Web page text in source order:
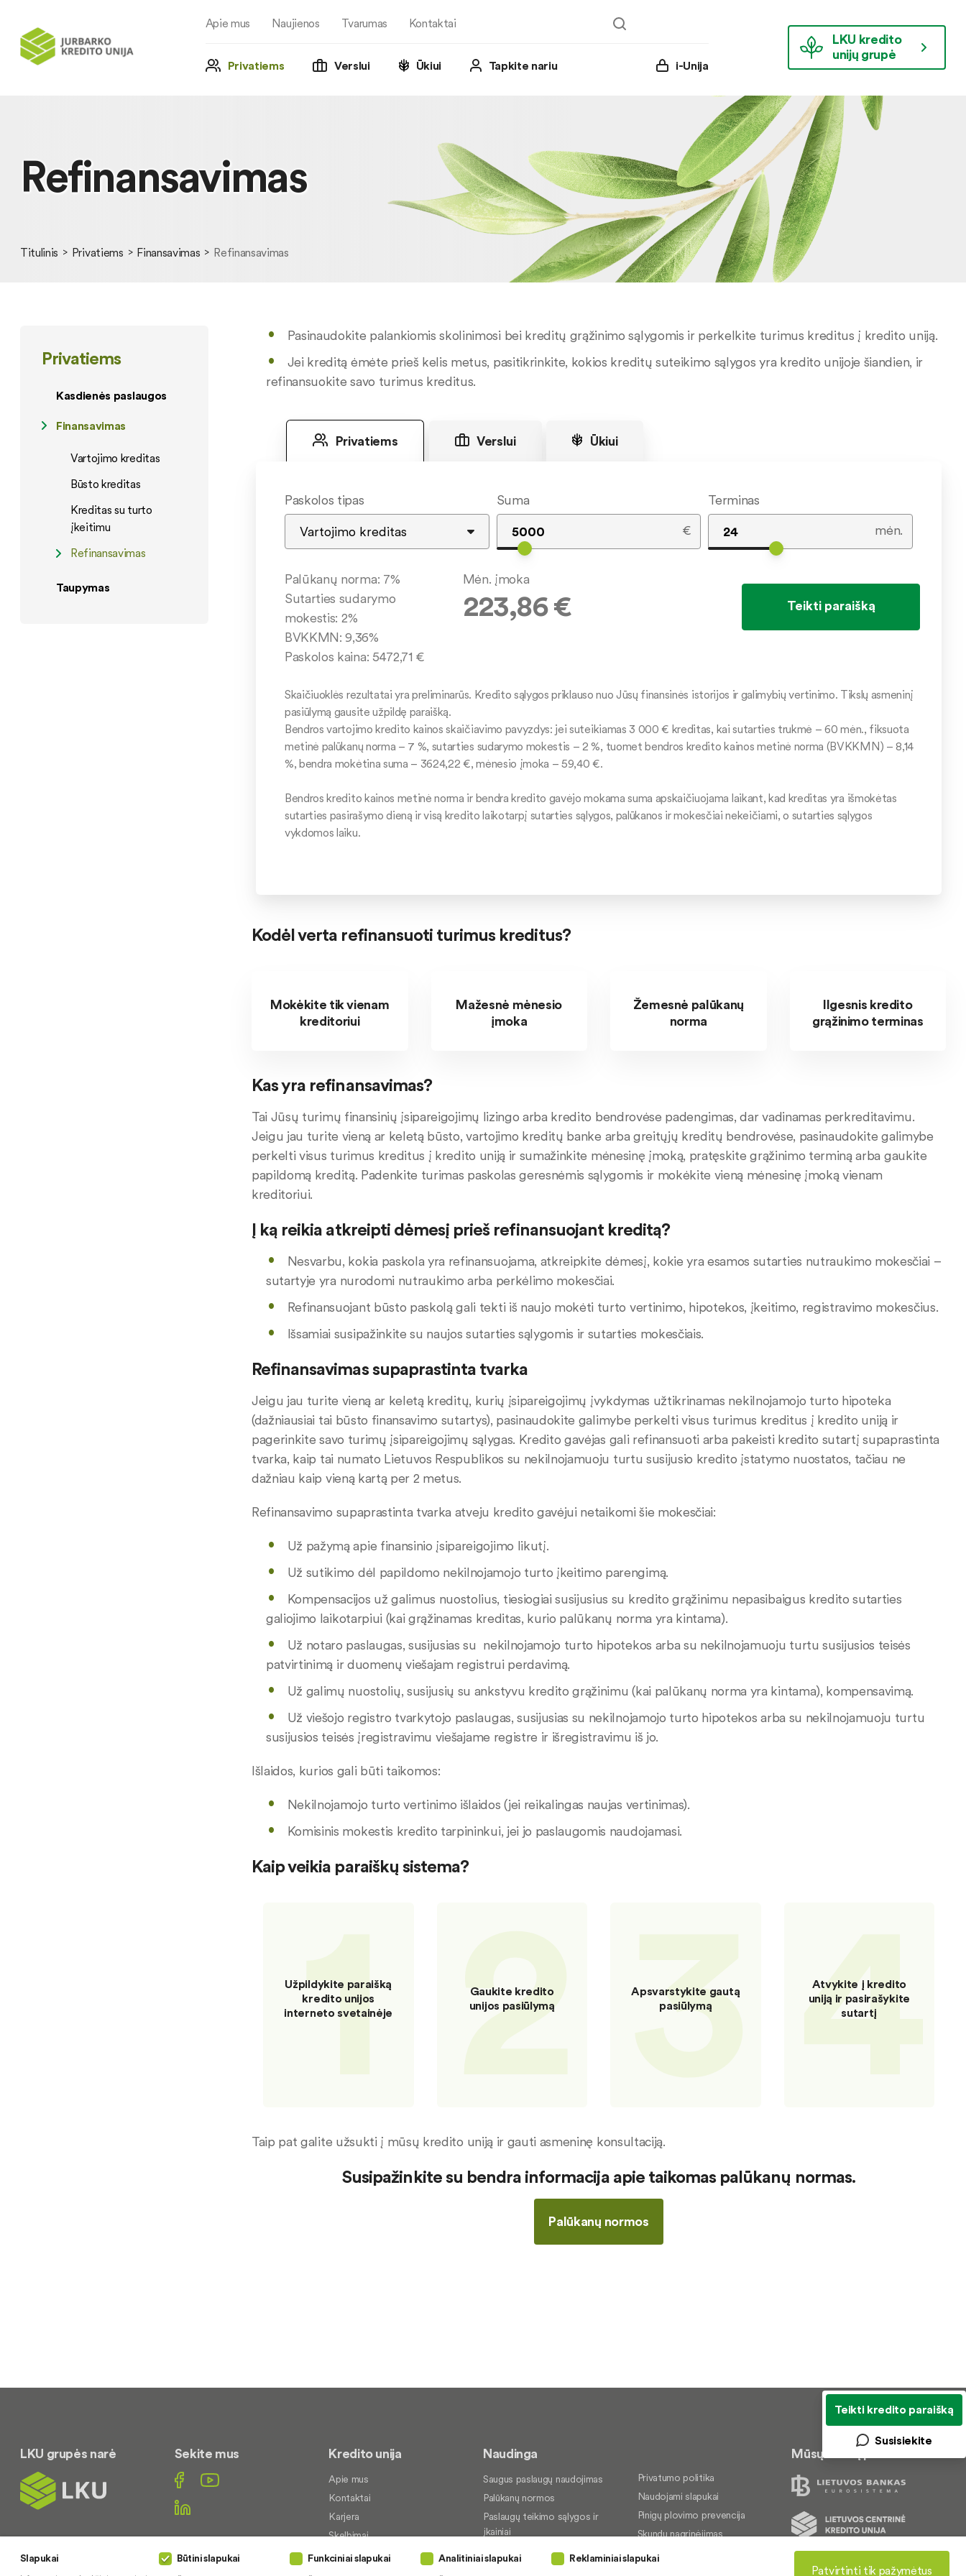
Apie mus Naujienos Tvarumas Kontaktai
Privatiems Verslui Ūkiui i-Unija
Tapkite nariu
LKU kredito
unijų grupė
Refinansavimas
Titulinis Privatiems Finansavimas Refinansavimas
Privatiems
Kasdienės paslaugos
Finansavimas
Vartojimo kreditas
Būsto kreditas
Kreditas su turto
įkeitimu
Refinansavimas
Taupymas
Pasinaudokite palankiomis skolinimosi bei kreditų grąžinimo sąlygomis ir perkelkite turimus kreditus į kredito uniją.
Jei kreditą ėmėte prieš kelis metus, pasitikrinkite, kokios kreditų suteikimo sąlygos yra kredito unijoje šiandien, ir
refinansuokite savo turimus kreditus.
Privatiems Verslui Ūkiui
Paskolos tipas
Suma
€
Terminas
mėn.
Palūkanų norma: 7%
Sutarties sudarymo
mokestis: 2%
BVKKMN:9,36%
Paskolos kaina: 5472,71 €
Mėn. įmoka
223,86€
Skaičiuoklės rezultatai yra preliminarūs. Kredito sąlygos priklauso nuo Jūsų finansinės istorijos ir galimybių vertinimo. Tikslų asmeninį
pasiūlymą gausite užpildę paraišką.
Bendros vartojimo kredito kainos skaičiavimo pavyzdys: jei suteikiamas 3 000 € kreditas, kai sutarties trukmė – 60 mėn., fiksuota
metinė palūkanų norma – 7 %, sutarties sudarymo mokestis – 2 %, tuomet bendros kredito kainos metinė norma (BVKKMN) – 8,14
%, bendra mokėtina suma – 3624,22 €, mėnesio įmoka – 59,40 €.
Bendros kredito kainos metinė norma ir bendra kredito gavėjo mokama suma apskaičiuojama laikant, kad kreditas yra išmokėtas
sutarties pasirašymo dieną ir visą kredito laikotarpį sutarties sąlygos, palūkanos ir mokesčiai nekeičiami, o sutarties sąlygos
vykdomos laiku.
Kodėl verta refinansuoti turimus kreditus?
Mokėkite tik vienam
kreditoriui
Mažesnė mėnesio
įmoka
Žemesnė palūkanų
norma
Ilgesnis kredito
grąžinimo terminas
Kas yra refinansavimas?
Tai Jūsų turimų finansinių įsipareigojimų lizingo arba kredito bendrovėse padengimas, dar vadinamas perkreditavimu.
Jeigu jau turite vieną ar keletą būsto, vartojimo kreditų banke arba greitųjų kreditų bendrovėse, pasinaudokite galimybe
perkelti visus turimus kreditus į kredito uniją ir sumažinkite mėnesinę įmoką, pratęskite grąžinimo terminą arba gaukite
papildomą kreditą. Padenkite turimas paskolas geresnėmis sąlygomis ir mokėkite vieną mėnesinę įmoką vienam
kreditoriui.
Į ką reikia atkreipti dėmesį prieš refinansuojant kreditą?
Nesvarbu, kokia paskola yra refinansuojama, atkreipkite dėmesį, kokie yra esamos sutarties nutraukimo mokesčiai –
sutartyje yra nurodomi nutraukimo arba perkėlimo mokesčiai.
Refinansuojant būsto paskolą gali tekti iš naujo mokėti turto vertinimo, hipotekos, įkeitimo, registravimo mokesčius.
Išsamiai susipažinkite su naujos sutarties sąlygomis ir sutarties mokesčiais.
Refinansavimas supaprastinta tvarka
Jeigu jau turite vieną ar keletą kreditų, kurių įsipareigojimų įvykdymas užtikrinamas nekilnojamojo turto hipoteka
(dažniausiai tai būsto finansavimo sutartys), pasinaudokite galimybe perkelti visus turimus kreditus į kredito uniją ir
pagerinkite savo turimų įsipareigojimų sąlygas. Kredito gavėjas gali refinansuoti arba pakeisti kredito sutartį supaprastinta
tvarka, kaip tai numato Lietuvos Respublikos su nekilnojamuoju turtu susijusio kredito įstatymo nuostatos, tačiau ne
dažniau kaip vieną kartą per 2 metus.
Refinansavimo supaprastinta tvarka atveju kredito gavėjui netaikomi šie mokesčiai:
Už pažymą apie finansinio įsipareigojimo likutį.
Už sutikimo dėl papildomo nekilnojamojo turto įkeitimo parengimą.
Kompensacijos už galimus nuostolius, tiesiogiai susijusius su kredito grąžinimu nepasibaigus kredito sutarties
galiojimo laikotarpiui (kai grąžinamas kreditas, kurio palūkanų norma yra kintama).
Už notaro paslaugas, susijusias su nekilnojamojo turto hipotekos arba su nekilnojamuoju turtu susijusios teisės
patvirtinimą ir duomenų viešajam registrui perdavimą.
Už galimų nuostolių, susijusių su ankstyvu kredito grąžinimu (kai palūkanų norma yra kintama), kompensavimą.
Už viešojo registro tvarkytojo paslaugas, susijusias su nekilnojamojo turto hipotekos arba su nekilnojamuoju turtu
susijusios teisės įregistravimu viešajame registre ir išregistravimu iš jo.
Išlaidos, kurios gali būti taikomos:
Nekilnojamojo turto vertinimo išlaidos (jei reikalingas naujas vertinimas).
Komisinis mokestis kredito tarpininkui, jei jo paslaugomis naudojamasi.
Kaip veikia paraiškų sistema?
1
Užpildykite paraišką
kredito unijos
interneto svetainėje
2
Gaukite kredito
unijos pasiūlymą
3
Apsvarstykite gautą
pasiūlymą
4
Atvykite į kredito
uniją ir pasirašykite
sutartį
Taip pat galite užsukti į mūsų kredito uniją ir gauti asmeninę konsultaciją.
Susipažinkite su bendra informacija apie taikomas palūkanų normas.
Palūkanų normos
LKU grupės narė Sekite mus Kredito unija
Apie mus
Kontaktai
Karjera
Skelbimai
Socialinė atsakomybė
Naudinga
Saugus paslaugų naudojimas
Palūkanų normos
Paslaugų teikimo sąlygos ir
įkainiai
Kredito tarpininkai
Paslaugų sutrikimai
Privatumo politika
Naudojami slapukai
Pinigų plovimo prevencija
Skundų nagrinėjimas
Prieinamumo pareiškimas
Mūsų veiklą prižiūri
Teikti kredito paraišką
Susisiekite
Slapukai Būtini slapukai Funkciniai slapukai Analitiniai slapukai Reklaminiai slapukai
Patvirtinti tik pažymėtus